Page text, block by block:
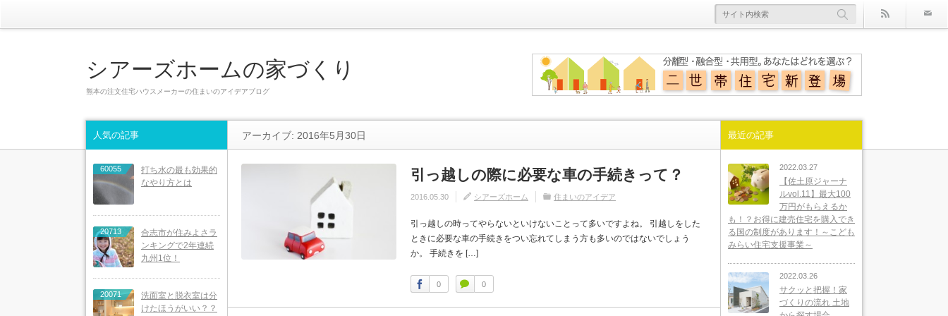
シアーズホームの家づくり
熊本の注文住宅ハウスメーカーの住まいのアイデアブログ
アーカイブ: 2016年5月30日
引っ越しの際に必要な車の手続きって？
2016.05.30 シアーズホーム 住まいのアイデア
引っ越しの時ってやらないといけないことって多いですよね。 引越しをした
ときに必要な車の手続きをつい忘れてしまう方も多いのではないでしょう
か。 手続きを […]
0 0
人気の記事
60055
打ち水の最も効果的
なやり方とは
20713
合志市が住みよさラ
ンキングで2年連続
九州1位！
20071
洗面室と脱衣室は分
けたほうがいい？？
最近の記事
2022.03.27
【佐土原ジャーナ
ルvol.11】最大100
万円がもらえるか
も！？お得に建売住宅を購入でき
る国の制度があります！～こども
みらい住宅支援事業～
2022.03.26
サクッと把握！家
づくりの流れ 土地